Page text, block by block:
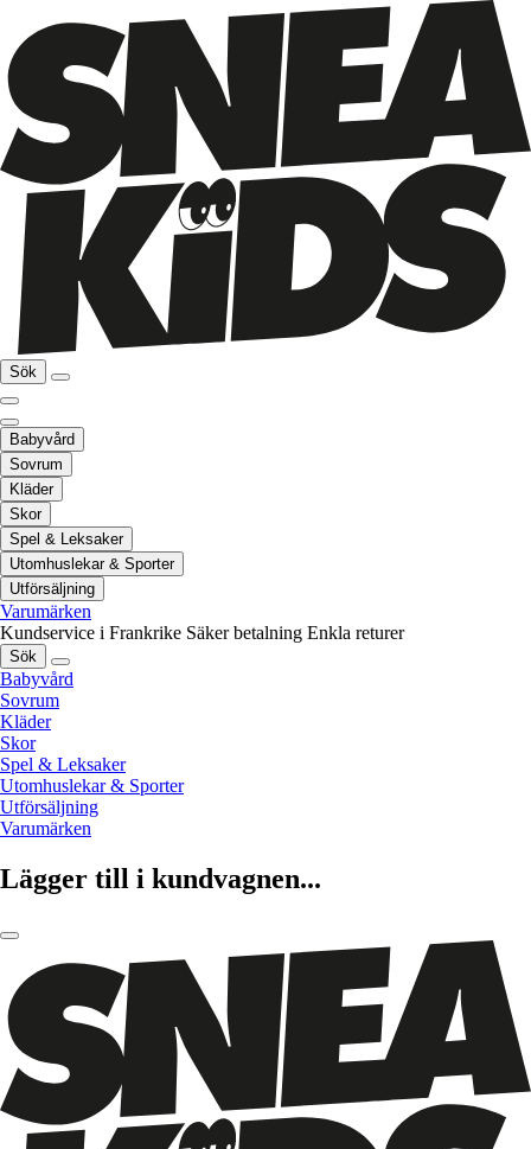
Sök
Babyvård
Sovrum
Kläder
Skor
Spel & Leksaker
Utomhuslekar & Sporter
Utförsäljning
Varumärken
Kundservice i Frankrike Säker betalning Enkla returer
Sök
Babyvård
Sovrum
Kläder
Skor
Spel & Leksaker
Utomhuslekar & Sporter
Utförsäljning
Varumärken
Lägger till i kundvagnen...